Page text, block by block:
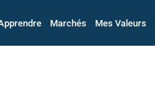
Marchés Mes Valeurs